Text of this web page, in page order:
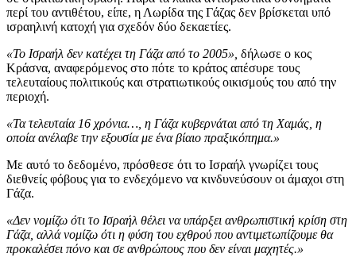
περί του αντιθέτου, είπε, η Λωρίδα της Γάζας δεν βρίσκεται υπό
ισραηλινή κατοχή για σχεδόν δύο δεκαετίες.
«Το Ισραήλ δεν κατέχει τη Γάζα από το 2005», δήλωσε ο κος
Κράσνα, αναφερόμενος στο πότε το κράτος απέσυρε τους
τελευταίους πολιτικούς και στρατιωτικούς οικισμούς του από την
περιοχή.
«Τα τελευταία 16 χρόνια…, η Γάζα κυβερνάται από τη Χαμάς, η
οποία ανέλαβε την εξουσία με ένα βίαιο πραξικόπημα.»
Με αυτό το δεδομένο, πρόσθεσε ότι το Ισραήλ γνωρίζει τους
διεθνείς φόβους για το ενδεχόμενο να κινδυνεύσουν οι άμαχοι στη
Γάζα.
«Δεν νομίζω ότι το Ισραήλ θέλει να υπάρξει ανθρωπιστική κρίση στη
Γάζα, αλλά νομίζω ότι η φύση του εχθρού που αντιμετωπίζουμε θα
προκαλέσει πόνο και σε ανθρώπους που δεν είναι μαχητές.»